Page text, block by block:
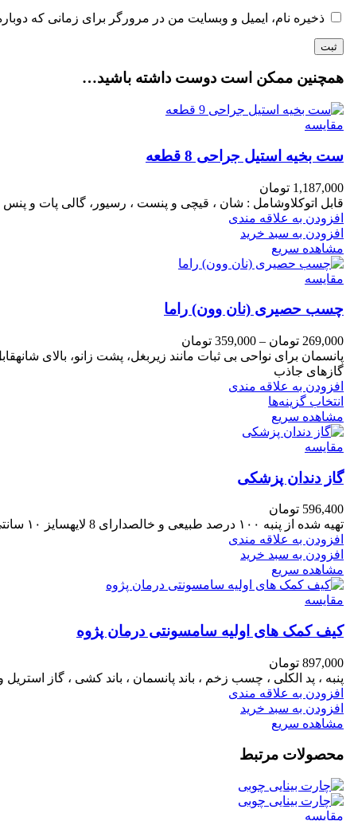
ذخیره نام، ایمیل و وبسایت من در مرورگر برای زمانی که
همچنین ممکن است دوست داشته باشید…
مقایسه
ست بخیه استیل جراحی 8 قطعه
1,187,000 تومان
قابل اتوکلاوشامل : شان ، قیچی و پنست ، رسیور، گالی پات و
افزودن به علاقه مندی
افزودن به سبد خرید
مشاهده سریع
مقایسه
چسب حصیری (نان وون) راما
269,000 تومان –
359,000 تومان
پانسمان برای نواحی بی ثبات مانند زیربغل، پشت زانو، بالای
گازهای جاذب
افزودن به علاقه مندی
انتخاب گزینه‌ها
مشاهده سریع
مقایسه
گاز دندان پزشکی
596,400 تومان
تهیه شده از پنبه ۱۰۰ درصد طبیعی و خالصدارای 8 لایهسایز ۱۰ سانتی‌متر در ۱۰ سانتی‌متربدون سر نخ آزاد یا پرزبدون بو و بدون مواد شیمیاییعاری از هر گونه آلودگی فیزیکی
افزودن به علاقه مندی
افزودن به سبد خرید
مشاهده سریع
مقایسه
کیف کمک های اولیه سامسونتی درمان پژوه
897,000 تومان
پنبه ، پد الکلی ، چسب زخم ، باند پانسمان ، باند کشی ، گاز
افزودن به علاقه مندی
افزودن به سبد خرید
مشاهده سریع
محصولات مرتبط
مقایسه